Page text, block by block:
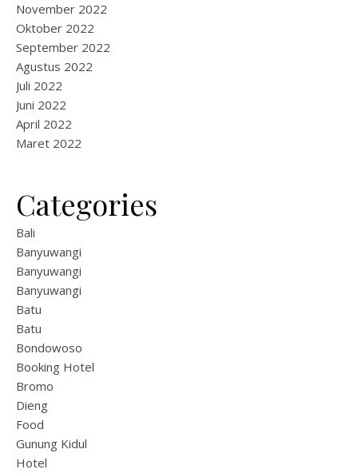
November 2022
Oktober 2022
September 2022
Agustus 2022
Juli 2022
Juni 2022
April 2022
Maret 2022
Categories
Bali
Banyuwangi
Banyuwangi
Banyuwangi
Batu
Batu
Bondowoso
Booking Hotel
Bromo
Dieng
Food
Gunung Kidul
Hotel